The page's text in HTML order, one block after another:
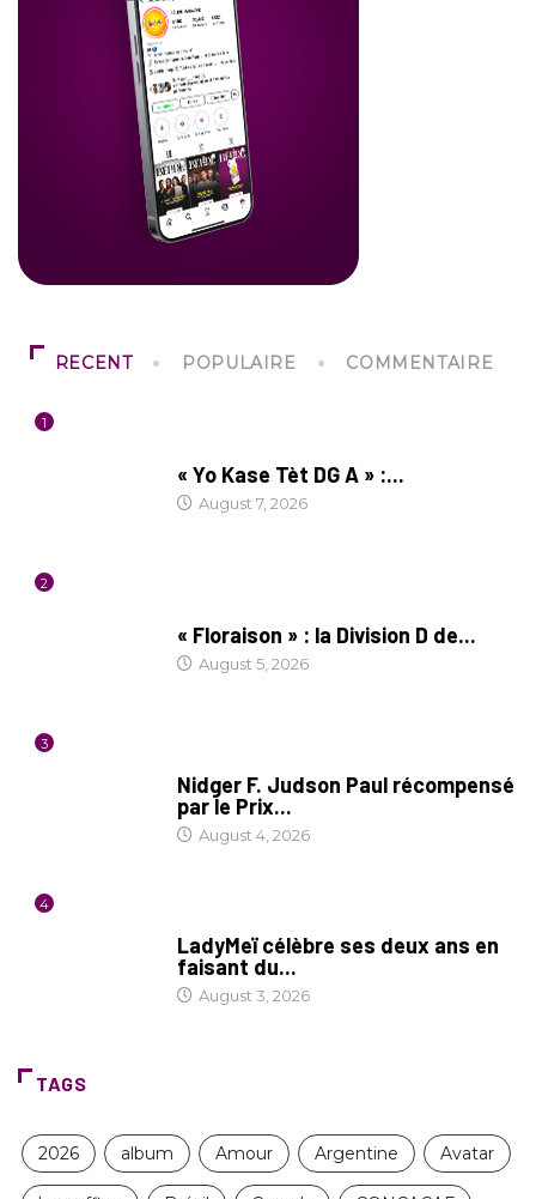
RECENT POPULAIRE COMMENTAIRE
1
« Yo Kase Tèt DG A » :...
August 7, 2026
2
« Floraison » : la Division D de...
August 5, 2026
3
Nidger F. Judson Paul récompensé
par le Prix...
August 4, 2026
4
LadyMeï célèbre ses deux ans en
faisant du...
August 3, 2026
TAGS
2026 album Amour Argentine Avatar